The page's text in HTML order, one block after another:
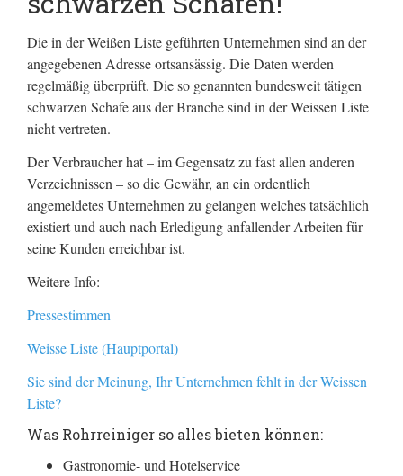
Die in der Weißen Liste geführten Unternehmen sind an der
angegebenen Adresse ortsansässig. Die Daten werden
regelmäßig überprüft. Die so genannten bundesweit tätigen
schwarzen Schafe aus der Branche sind in der Weissen Liste
nicht vertreten.
Der Verbraucher hat – im Gegensatz zu fast allen anderen
Verzeichnissen – so die Gewähr, an ein ordentlich
angemeldetes Unternehmen zu gelangen welches tatsächlich
existiert und auch nach Erledigung anfallender Arbeiten für
seine Kunden erreichbar ist.
Weitere Info:
Pressestimmen
Weisse Liste (Hauptportal)
Sie sind der Meinung, Ihr Unternehmen fehlt in der Weissen
Liste?
Was Rohrreiniger so alles bieten können:
Gastronomie- und Hotelservice